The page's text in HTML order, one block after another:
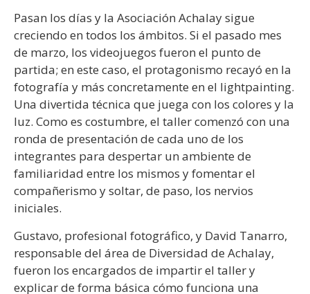
Pasan los días y la Asociación Achalay sigue
creciendo en todos los ámbitos. Si el pasado mes
de marzo, los videojuegos fueron el punto de
partida; en este caso, el protagonismo recayó en la
fotografía y más concretamente en el lightpainting.
Una divertida técnica que juega con los colores y la
luz. Como es costumbre, el taller comenzó con una
ronda de presentación de cada uno de los
integrantes para despertar un ambiente de
familiaridad entre los mismos y fomentar el
compañerismo y soltar, de paso, los nervios
iniciales.
Gustavo, profesional fotográfico, y David Tanarro,
responsable del área de Diversidad de Achalay,
fueron los encargados de impartir el taller y
explicar de forma básica cómo funciona una